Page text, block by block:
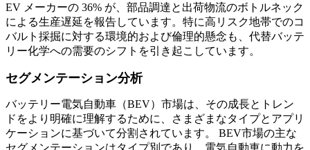
EV メーカーの 36% が、部品調達と出荷物流のボトルネック
による生産遅延を報告しています。特に高リスク地帯でのコ
バルト採掘に対する環境的および倫理的懸念も、代替バッテ
リー化学への需要のシフトを引き起こしています。
セグメンテーション分析
バッテリー電気自動車（BEV）市場は、その成長とトレン
ドをより明確に理解するために、さまざまなタイプとアプリ
ケーションに基づいて分割されています。 BEV市場の主な